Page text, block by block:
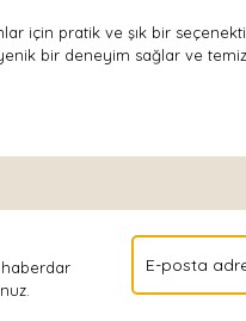
için pratik ve şık bir
bir deneyim sağlar ve